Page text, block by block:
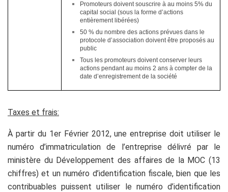
Promoteurs doivent souscrire à au moins 5% du
capital social (sous la forme d’actions
entièrement libérées)
50 % du nombre des actions prévues dans le
protocole d’association doivent être proposés au
public
Tous les promoteurs doivent conserver leurs
actions pendant au moins 2 ans à compter de la
date d’enregistrement de la société
Taxes et frais:
À partir du 1er Février 2012, une entreprise doit utiliser le
numéro d’immatriculation de l’entreprise délivré par le
ministère du Développement des affaires de la MOC (13
chiffres) et un numéro d’identification fiscale, bien que les
contribuables puissent utiliser le numéro d’identification